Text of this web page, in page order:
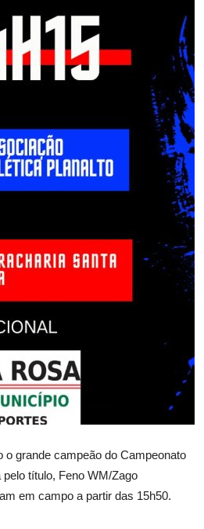
grande campeão do Campeonato
título, Feno WM/Zago
em campo a partir das 15h50.